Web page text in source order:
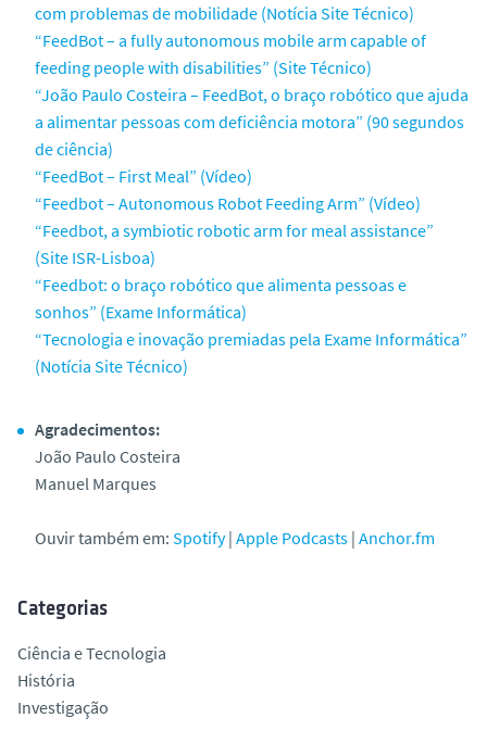
com problemas de mobilidade (Notícia Site Técnico)
“FeedBot – a fully autonomous mobile arm capable of
feeding people with disabilities” (Site Técnico)
“João Paulo Costeira – FeedBot, o braço robótico que ajuda
a alimentar pessoas com deficiência motora” (90 segundos
de ciência)
“FeedBot – First Meal” (Vídeo)
“Feedbot – Autonomous Robot Feeding Arm” (Vídeo)
“Feedbot, a symbiotic robotic arm for meal assistance”
(Site ISR-Lisboa)
“Feedbot: o braço robótico que alimenta pessoas e
sonhos” (Exame Informática)
“Tecnologia e inovação premiadas pela Exame Informática”
(Notícia Site Técnico)
Agradecimentos:
João Paulo Costeira
Manuel Marques
Ouvir também em: Spotify| Apple Podcasts | Anchor.fm
Categorias
Ciência e Tecnologia
História
Investigação